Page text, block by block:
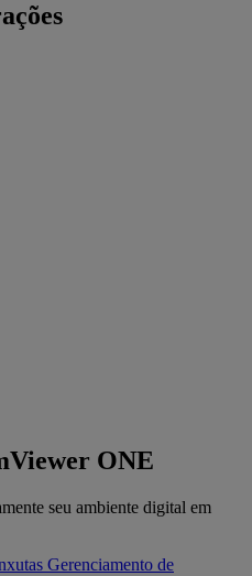
ONE
seu ambiente digital em
Gerenciamento de